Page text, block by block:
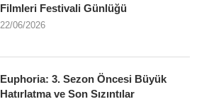
Filmleri Festivali Günlüğü
22/06/2026
Euphoria: 3. Sezon Öncesi Büyük
Hatırlatma ve Son Sızıntılar